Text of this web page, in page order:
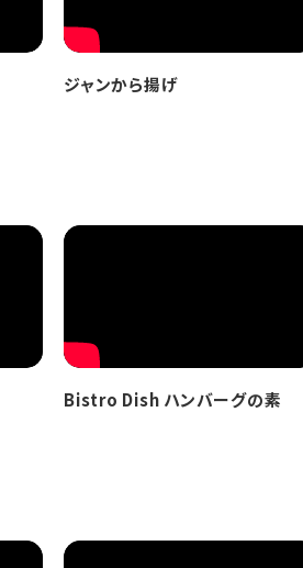
ジャンから揚げ
Bistro Dish ハンバーグの素